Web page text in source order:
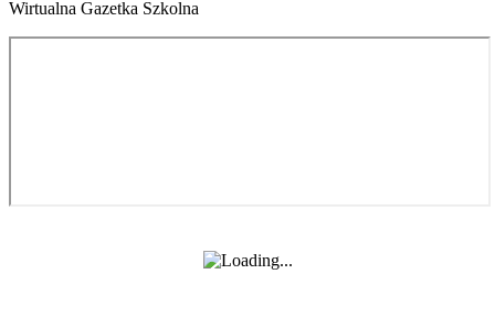
Wirtualna Gazetka Szkolna